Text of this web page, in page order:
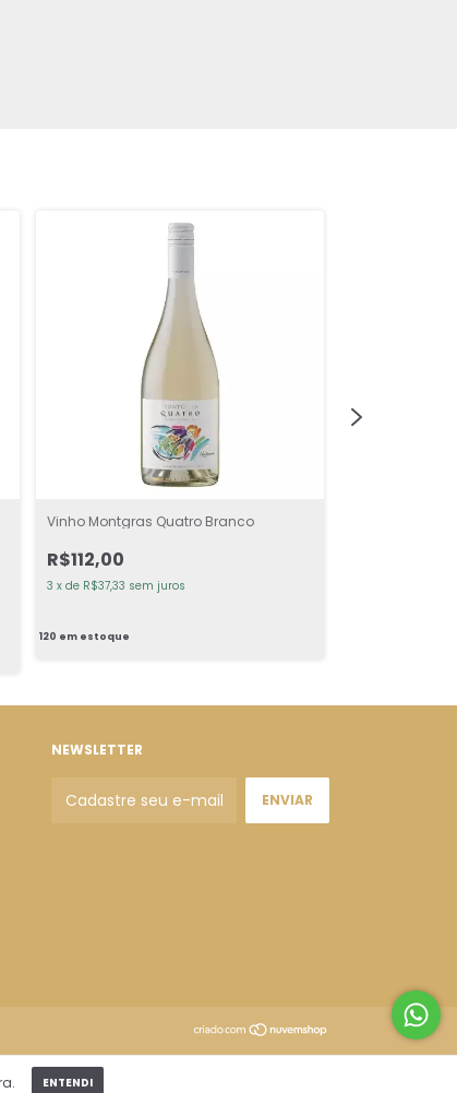
ENTENDI
Vinho Montgras Quatro Branco
R$112,00
3 x de R$37,33 sem juros
120 em estoque
NEWSLETTER